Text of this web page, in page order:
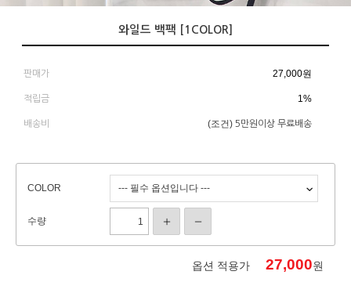
와일드 백팩 [1COLOR]
판매가 27,000원
적립금 1%
배송비 (조건) 5만원이상 무료배송
COLOR
수량
옵션 적용가 27,000원